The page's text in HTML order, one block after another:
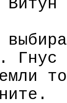
Гнус